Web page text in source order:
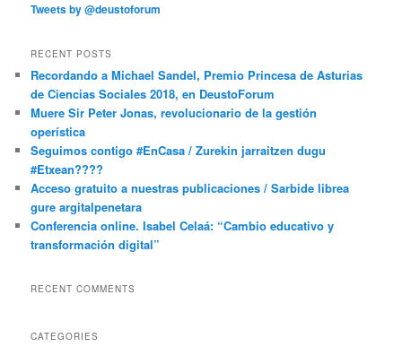
Tweets by @deustoforum
RECENT POSTS
Recordando a Michael Sandel, Premio Princesa de Asturias
de Ciencias Sociales 2018, en DeustoForum
Muere Sir Peter Jonas, revolucionario de la gestión
operística
Seguimos contigo #EnCasa / Zurekin jarraitzen dugu
#Etxean????
Acceso gratuito a nuestras publicaciones / Sarbide librea
gure argitalpenetara
Conferencia online. Isabel Celaá: “Cambio educativo y
transformación digital”
RECENT COMMENTS
CATEGORIES